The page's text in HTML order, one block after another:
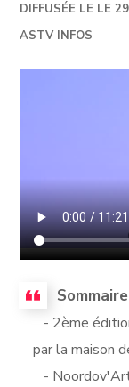
DIFFUSÉE LE LE
ASTV INFOS
Sommaire
- 2ème
par la maison
-